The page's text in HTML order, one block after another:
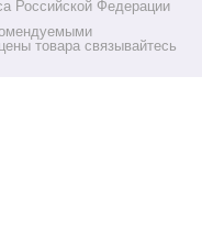
Российской Федерации
товара связывайтесь